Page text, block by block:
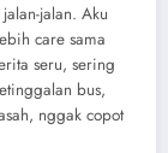
jalan. Aku
care sama
seru, sering
bus,
nggak copot